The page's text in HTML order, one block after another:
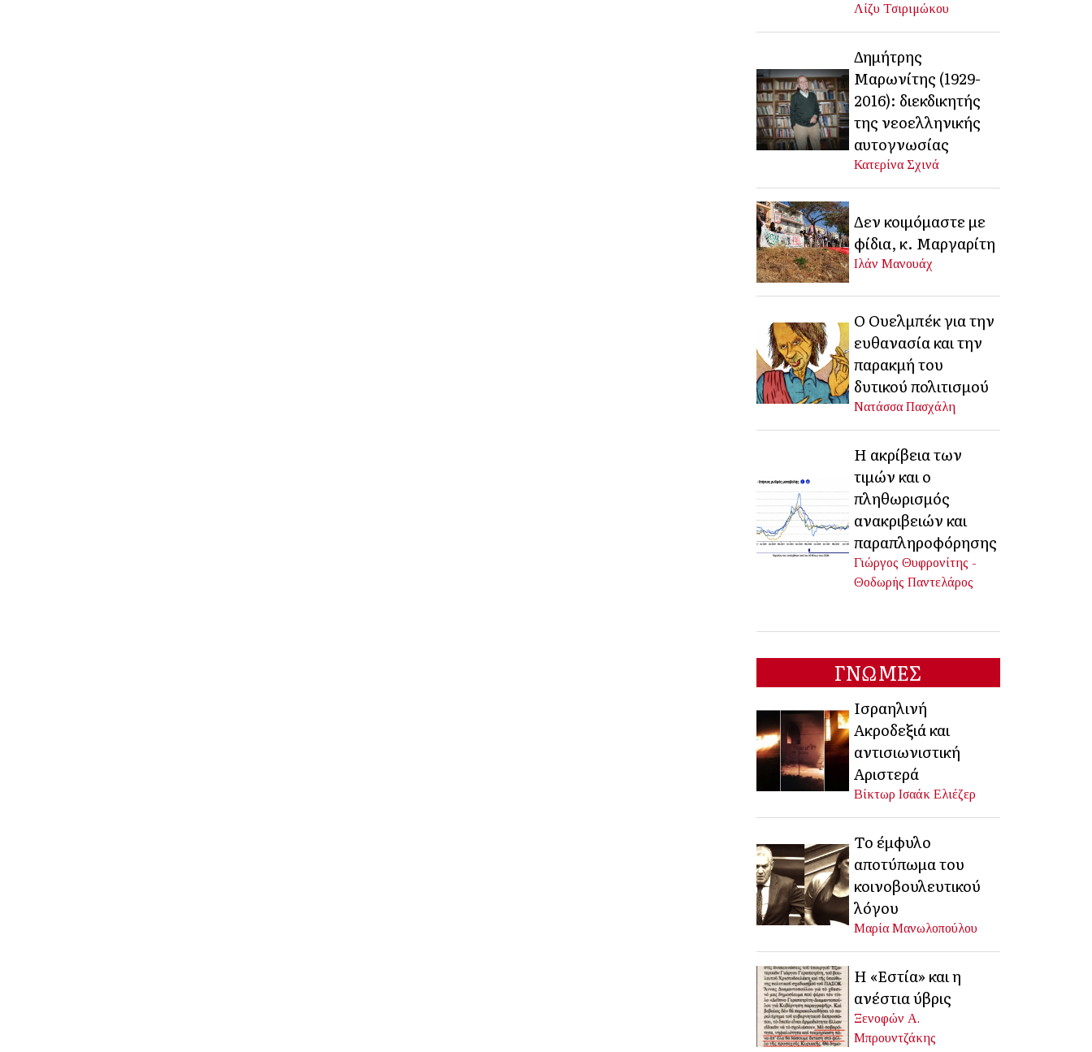
Λίζυ Τσιριμώκου
Δημήτρης
Μαρωνίτης (1929-
2016): διεκδικητής
της νεοελληνικής
αυτογνωσίας
Κατερίνα Σχινά
Δεν κοιμόμαστε με
φίδια, κ. Μαργαρίτη
Ιλάν Μανουάχ
Ο Ουελμπέκ για την
ευθανασία και την
παρακμή του
δυτικού πολιτισμού
Νατάσσα Πασχάλη
Η ακρίβεια των
τιμών και ο
πληθωρισμός
ανακριβειών και
παραπληροφόρησης
Γιώργος Θυφρονίτης -
Θοδωρής Παντελάρος
ΓΝΩΜΕΣ
Ισραηλινή
Ακροδεξιά και
αντισιωνιστική
Αριστερά
Βίκτωρ Ισαάκ Ελιέζερ
Το έμφυλο
αποτύπωμα του
κοινοβουλευτικού
λόγου
Μαρία Μανωλοπούλου
Η «Εστία» και η
ανέστια ύβρις
Ξενοφών Α.
Μπρουντζάκης